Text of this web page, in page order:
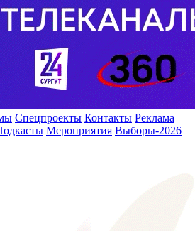
Спецпроекты Контакты Реклама
Мероприятия Выборы-2026